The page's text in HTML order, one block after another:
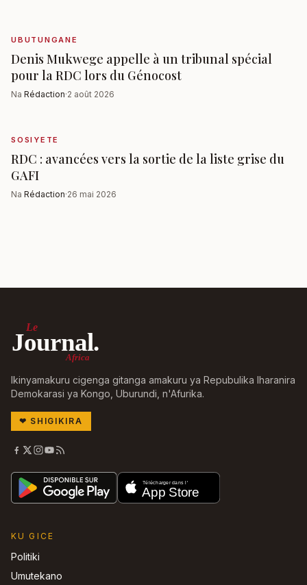
UBUTUNGANE
Denis Mukwege appelle à un tribunal spécial
pour la RDC lors du Génocost
Na Rédaction·2 août 2026
SOSIYETE
RDC : avancées vers la sortie de la liste grise du
GAFI
Na Rédaction·26 mai 2026
Le
Journal.
Africa
Ikinyamakuru cigenga gitanga amakuru ya Repubulika Iharanira
Demokarasi ya Kongo, Uburundi, n'Afurika.
❤ SHIGIKIRA
KU GICE
Politiki
Umutekano